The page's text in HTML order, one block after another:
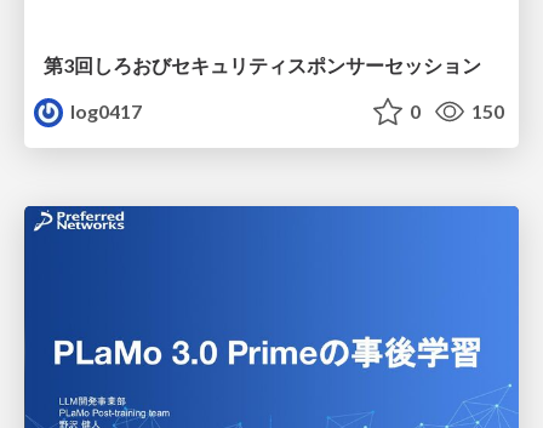
第3回しろおびセキュリティスポンサーセッション
log0417
0 150